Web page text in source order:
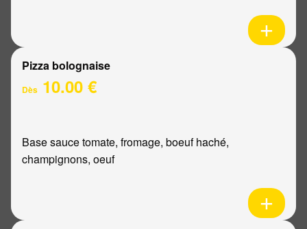
Pizza bolognaise
Dès 10.00 €
Base sauce tomate, fromage, boeuf haché,
champignons, oeuf